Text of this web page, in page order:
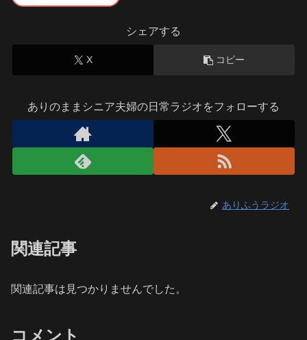
シェアする
X コピー
ありのままシニア夫婦の日常ラジオをフォローする
ありふうラジオ
関連記事
関連記事は見つかりませんでした。
コメント